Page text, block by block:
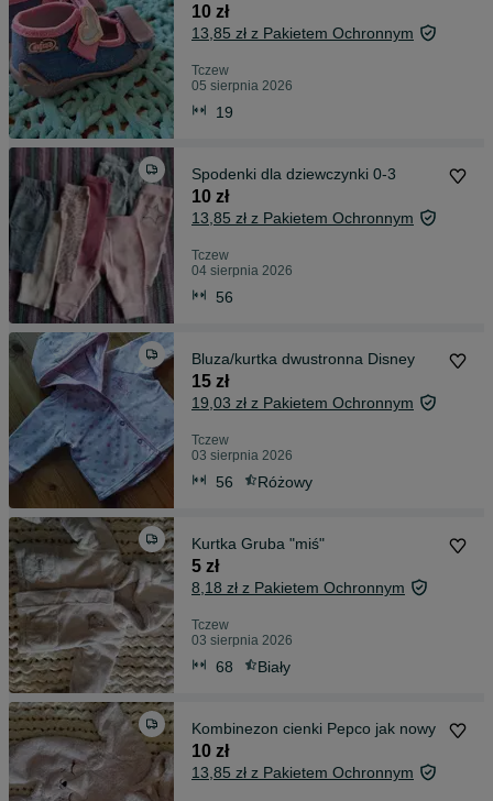
10 zł
13,85 zł z Pakietem Ochronnym
Tczew
05 sierpnia 2026
19
Spodenki dla dziewczynki 0-3
10 zł
13,85 zł z Pakietem Ochronnym
Tczew
04 sierpnia 2026
56
Bluza/kurtka dwustronna Disney
15 zł
19,03 zł z Pakietem Ochronnym
Tczew
03 sierpnia 2026
56 Różowy
Kurtka Gruba "miś"
5 zł
8,18 zł z Pakietem Ochronnym
Tczew
03 sierpnia 2026
68 Biały
Kombinezon cienki Pepco jak nowy
10 zł
13,85 zł z Pakietem Ochronnym